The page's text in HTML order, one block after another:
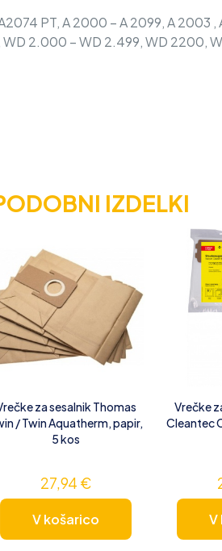
PT, A 2000 – A 2099, A 2003 ,
2.000 – WD 2.499, WD 2200,
IZDELKI
za sesalnik Thomas
/ Twin Aquatherm, papir,
5 kos
27,94 €
V košarico
Vrečke
Cleantec
V